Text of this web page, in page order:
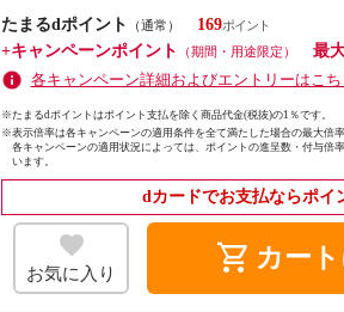
たまるdポイント
（通常）
169
+キャンペーンポイント
（期間・用途限定）
最
各キャンペーン詳細およびエントリーはこち
※たまるdポイントはポイント支払を除く商品代金(税抜)の1％です。
※表示倍率は各キャンペーンの適用条件を全て満たした場合の最大倍率
各キャンペーンの適用状況によっては、ポイントの進呈数・付与倍
います。
dカードでお支払ならポイ
お気に入り shopping_cart カー